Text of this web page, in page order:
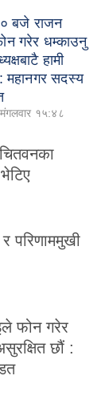
बजे राजन
गरेर धम्काउनु
हामी
महानगर सदस्य
१५:४८
परिणाममुखी
फोन गरेर
छौं :